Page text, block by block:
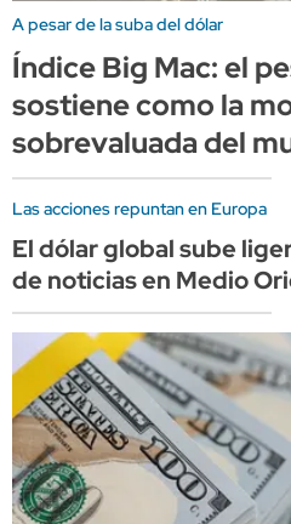
A pesar de la suba del dólar
Índice Big Mac: el
sostiene como la
sobrevaluada del
Las acciones repuntan en Europa
El dólar global sube
de noticias en Medio